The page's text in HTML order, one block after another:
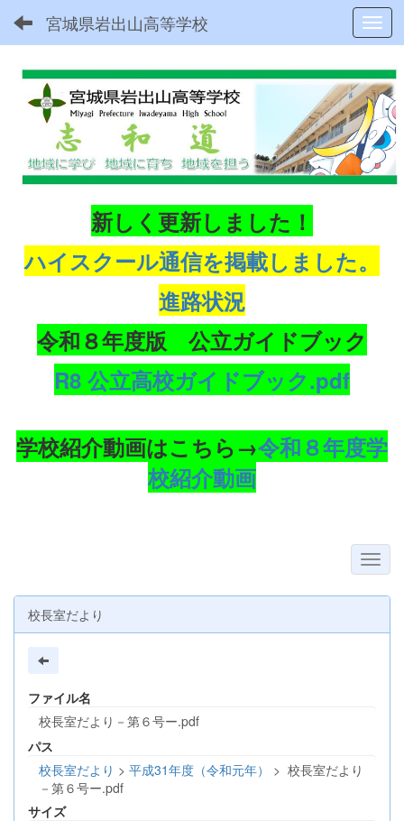
宮城県岩出山高等学校
新しく更新しました！
ハイスクール通信を掲載しました。
進路状況
令和８年度版 公立ガイドブック
R8 公立高校ガイドブック.pdf
学校紹介動画はこちら→令和８年度学
校紹介動画
校長室だより
ファイル名
校長室だより－第６号ー.pdf
パス
校長室だより > 平成31年度（令和元年） > 校長室だより
－第６号ー.pdf
サイズ